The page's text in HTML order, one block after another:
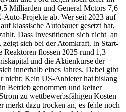
Milliarden und General Motors 7,6
Projekte ab. Wer seit 2023 auf
klassische Autobauer gesetzt hat,
Dass Investitionen sich nicht an
zeigt sich bei der Atomkraft. In Start-
Reaktoren flossen 2025 rund 1,3
und die Aktienkurse der
innerhalb eines Jahres. Dabei gibt
nicht: Kein US-Anbieter hat bislang
Betrieb genommen und keiner
zu wettbewerbsfähigen Kosten
merkt dazu trocken an, es fehle noch